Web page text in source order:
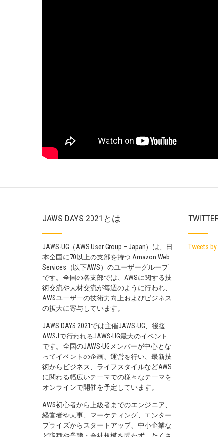
JAWS DAYS 2021とは
JAWS-UG（AWS User Group – Japan）は、日
本全国に70以上の支部を持つ Amazon Web
Services（以下AWS）のユーザーグループ
です。全国の各支部では、AWSに関する技
術交流や人材交流が毎週のように行われ、
AWSユーザーの技術力向上およびビジネス
の拡大に寄与しています。
JAWS DAYS 2021では主催JAWS-UG、後援
AWSJで行われるJAWS-UG最大のイベント
です。全国のJAWS-UGメンバーが中心とな
ってイベントの企画、運営を行い、最新技
術からビジネス、ライフスタイルなどAWS
に関わる幅広いテーマでの様々なテーマを
オンラインで開催を予定しています。
AWS初心者から上級者までのエンジニア、
経営者や人事、マーケティング、エンター
プライズからスタートアップ、中小企業な
ど職種や業態・会社規模を問わず、たくさ
Tweets